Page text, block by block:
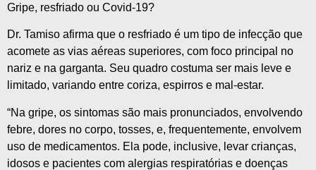
Gripe, resfriado ou Covid-19?
Dr. Tamiso afirma que o resfriado é um tipo de infecção que
acomete as vias aéreas superiores, com foco principal no
nariz e na garganta. Seu quadro costuma ser mais leve e
limitado, variando entre coriza, espirros e mal-estar.
“Na gripe, os sintomas são mais pronunciados, envolvendo
febre, dores no corpo, tosses, e, frequentemente, envolvem
uso de medicamentos. Ela pode, inclusive, levar crianças,
idosos e pacientes com alergias respiratórias e doenças